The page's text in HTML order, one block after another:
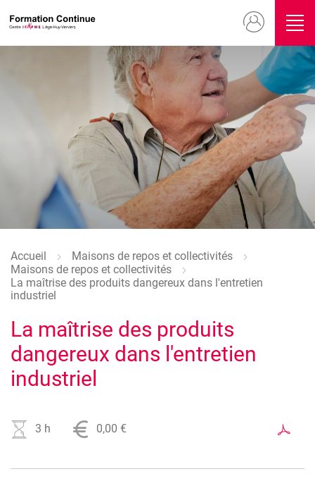
au
contenu
principal
Menu
du
compte
de
l'utilisateur
Fil
d'Ariane
Accueil
Maisons de repos et collectivités
Maisons de repos et collectivités
La maîtrise des produits dangereux dans l'entretien
industriel
La maîtrise des produits
dangereux dans l'entretien
industriel
3 h 0,00 €